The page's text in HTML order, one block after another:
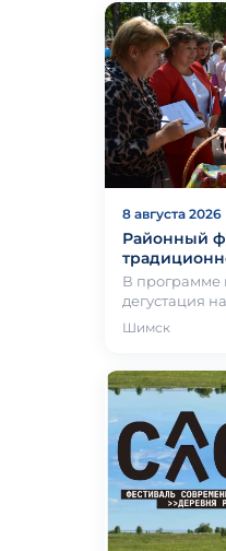
8 августа 2026
Районный
В программе
дегустация
населения, проживающего на
Шимск